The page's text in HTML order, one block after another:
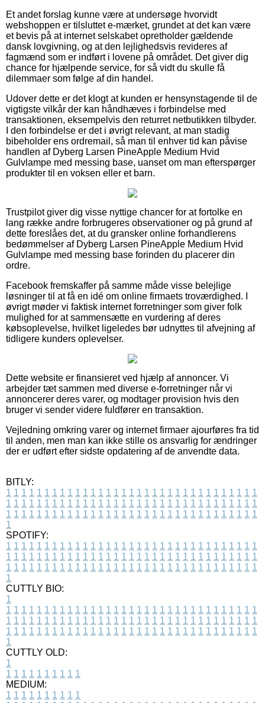
Et andet forslag kunne være at undersøge hvorvidt
webshoppen er tilsluttet e-mærket, grundet at det kan være
et bevis på at internet selskabet opretholder gældende
dansk lovgivning, og at den lejlighedsvis revideres af
fagmænd som er indført i lovene på området. Det giver dig
chance for hjælpende service, for så vidt du skulle få
dilemmaer som følge af din handel.
Udover dette er det klogt at kunden er hensynstagende til de
vigtigste vilkår der kan håndhæves i forbindelse med
transaktionen, eksempelvis den returret netbutikken tilbyder.
I den forbindelse er det i øvrigt relevant, at man stadig
bibeholder ens ordremail, så man til enhver tid kan påvise
handlen af Dyberg Larsen PineApple Medium Hvid
Gulvlampe med messing base, uanset om man efterspørger
produkter til en voksen eller et barn.
Trustpilot giver dig visse nyttige chancer for at fortolke en
lang række andre forbrugeres observationer og på grund af
dette foreslåes det, at du gransker online forhandlerens
bedømmelser af Dyberg Larsen PineApple Medium Hvid
Gulvlampe med messing base forinden du placerer din
ordre.
Facebook fremskaffer på samme måde visse belejlige
løsninger til at få en idé om online firmaets troværdighed. I
øvrigt møder vi faktisk internet forretninger som giver folk
mulighed for at sammensætte en vurdering af deres
købsoplevelse, hvilket ligeledes bør udnyttes til afvejning af
tidligere kunders oplevelser.
Dette website er finansieret ved hjælp af annoncer. Vi
arbejder tæt sammen med diverse e-forretninger når vi
annoncerer deres varer, og modtager provision hvis den
bruger vi sender videre fuldfører en transaktion.
Vejledning omkring varer og internet firmaer ajourføres fra tid
til anden, men man kan ikke stille os ansvarlig for ændringer
der er udført efter sidste opdatering af de anvendte data.
BITLY:
1 1 1 1 1 1 1 1 1 1 1 1 1 1 1 1 1 1 1 1 1 1 1 1 1 1 1 1 1 1 1 1 1
1 1 1 1 1 1 1 1 1 1 1 1 1 1 1 1 1 1 1 1 1 1 1 1 1 1 1 1 1 1 1 1 1
1 1 1 1 1 1 1 1 1 1 1 1 1 1 1 1 1 1 1 1 1 1 1 1 1 1 1 1 1 1 1 1 1
1
SPOTIFY:
1 1 1 1 1 1 1 1 1 1 1 1 1 1 1 1 1 1 1 1 1 1 1 1 1 1 1 1 1 1 1 1 1
1 1 1 1 1 1 1 1 1 1 1 1 1 1 1 1 1 1 1 1 1 1 1 1 1 1 1 1 1 1 1 1 1
1 1 1 1 1 1 1 1 1 1 1 1 1 1 1 1 1 1 1 1 1 1 1 1 1 1 1 1 1 1 1 1 1
1
CUTTLY BIO:
1
1 1 1 1 1 1 1 1 1 1 1 1 1 1 1 1 1 1 1 1 1 1 1 1 1 1 1 1 1 1 1 1 1
1 1 1 1 1 1 1 1 1 1 1 1 1 1 1 1 1 1 1 1 1 1 1 1 1 1 1 1 1 1 1 1 1
1 1 1 1 1 1 1 1 1 1 1 1 1 1 1 1 1 1 1 1 1 1 1 1 1 1 1 1 1 1 1 1 1
1
CUTTLY OLD:
1
1 1 1 1 1 1 1 1 1 1
MEDIUM:
1 1 1 1 1 1 1 1 1 1